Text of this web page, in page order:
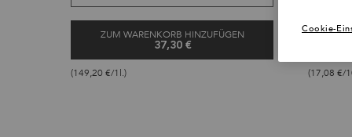
ZUM WARENKORB HINZUFÜGEN
37,30 €
(149,20 €/1l.) (17,08 €/
Cookie-